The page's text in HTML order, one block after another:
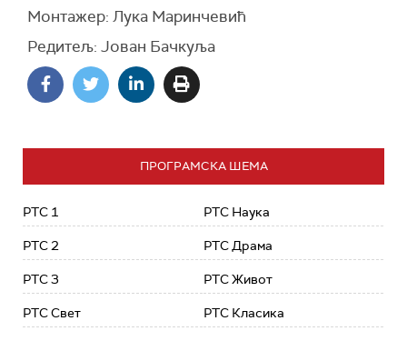
Монтажер: Лука Маринчевић
Редитељ: Јован Бачкуља
ПРОГРАМСКА ШЕМА
РТС 1
РТС 2
РТС 3
РТС Свет
РТС Наука
РТС Драма
РТС Живот
РТС Класика